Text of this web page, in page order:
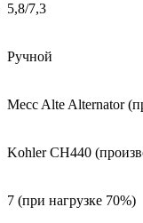
5,8/7,3
Ручной
Mecc Alte Alternator
Kohler CH440
7 (при нагрузке 70%)